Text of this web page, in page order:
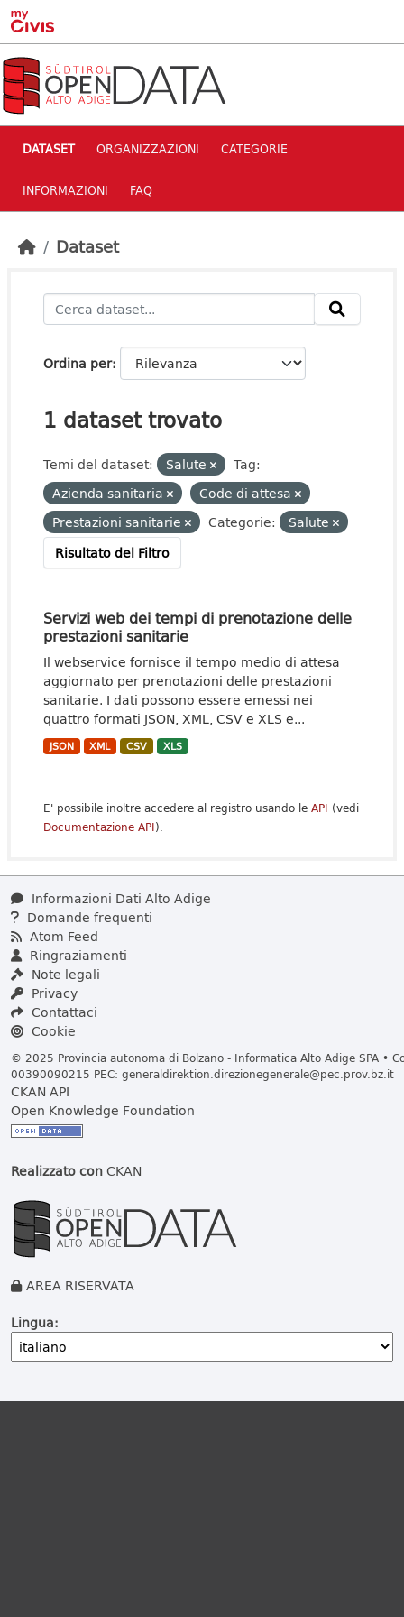
Skip to main content
DATASET ORGANIZZAZIONI CATEGORIE
INFORMAZIONI FAQ
Dataset
Ordina per
1 dataset trovato
Temi del dataset: Salute
Tag:
Azienda sanitaria
Code di attesa
Prestazioni sanitarie
Categorie:
Salute
Risultato del Filtro
Servizi web dei tempi di prenotazione delle
prestazioni sanitarie
Il webservice fornisce il tempo medio di attesa
aggiornato per prenotazioni delle prestazioni
sanitarie. I dati possono essere emessi nei
quattro formati JSON, XML, CSV e XLS e...
JSON XML CSV XLS
E' possibile inoltre accedere al registro usando le API (vedi
Documentazione API).
Informazioni Dati Alto Adige
Domande frequenti
Atom Feed
Ringraziamenti
Note legali
Privacy
Contattaci
Cookie
© 2025 Provincia autonoma di Bolzano - Informatica Alto Adige SPA •
00390090215 PEC: generaldirektion.direzionegenerale@pec.prov.bz.it
CKAN API
Open Knowledge Foundation
Realizzato conCKAN
AREA RISERVATA
Lingua